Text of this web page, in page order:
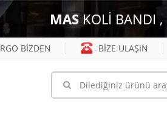
MASKOLİ BANDI ,
BİZDEN BİZE ULAŞIN